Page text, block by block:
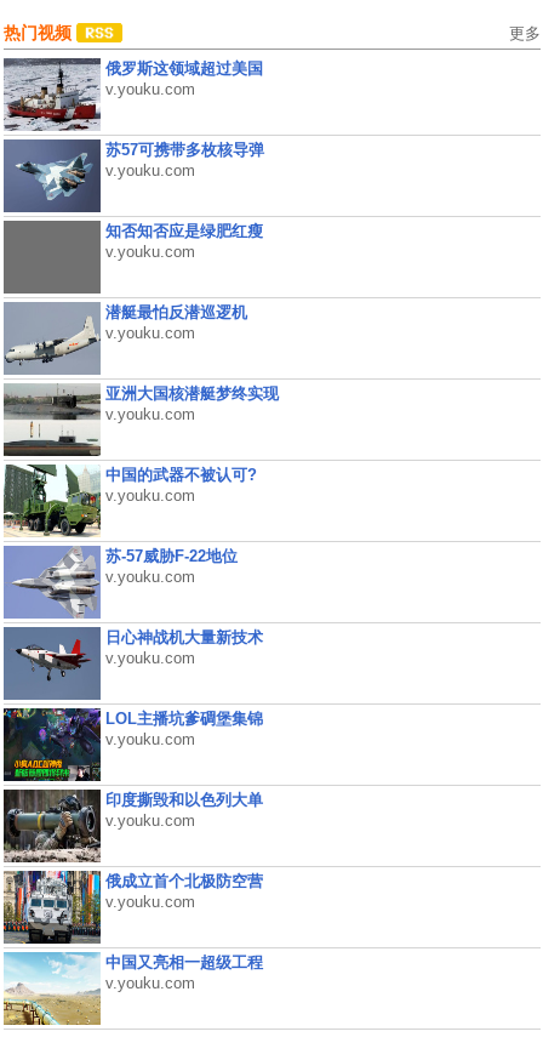
热门视频 更多
俄罗斯这领域超过美国
v.youku.com
苏57可携带多枚核导弹
v.youku.com
知否知否应是绿肥红瘦
v.youku.com
潜艇最怕反潜巡逻机
v.youku.com
亚洲大国核潜艇梦终实现
v.youku.com
中国的武器不被认可?
v.youku.com
苏-57威胁F-22地位
v.youku.com
日心神战机大量新技术
v.youku.com
LOL主播坑爹碉堡集锦
v.youku.com
印度撕毁和以色列大单
v.youku.com
俄成立首个北极防空营
v.youku.com
中国又亮相一超级工程
v.youku.com